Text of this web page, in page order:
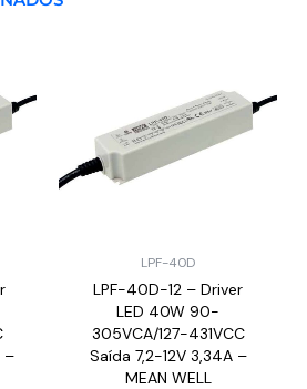
–
LPF-40D
LPF-40D-12 – Driver
LED 40W 90-
305VCA/127-431VCC
Saída 7,2-12V 3,34A –
MEAN WELL